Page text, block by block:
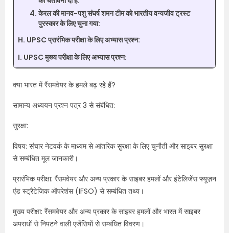
केरल की मानव-पशु संघर्ष शमन टीम को भारतीय वन्यजीव ट्रस्ट
पुरस्कार के लिए चुना गया:
H. UPSC प्रारंभिक परीक्षा के लिए अभ्यास प्रश्न:
I. UPSC मुख्य परीक्षा के लिए अभ्यास प्रश्न:
क्या भारत में रैंसमवेयर के हमले बढ़ रहे हैं?
सामान्य अध्ययन प्रश्न पत्र 3 से संबंधित:
सुरक्षा:
विषय: संचार नेटवर्क के माध्यम से आंतरिक सुरक्षा के लिए चुनौती और साइबर सुरक्षा
से सम्बंधित मूल जानकारी।
प्रारंभिक परीक्षा: रैंसमवेयर और अन्य प्रकार के साइबर हमलों और इंटेलिजेंस फ्यूज़न
एंड स्ट्रैटेजिक ऑपरेशंस (IFSO) से सम्बंधित तथ्य।
मुख्य परीक्षा: रैंसमवेयर और अन्य प्रकार के साइबर हमलों और भारत में साइबर
अपराधों से निपटने वाली एजेंसियों से सम्बंधित विवरण।